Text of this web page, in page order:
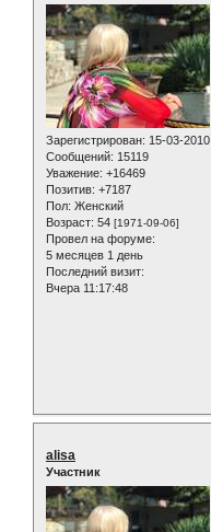
Зарегистрирован: 15-03-2010
Сообщений: 15119
Уважение: +16469
Позитив: +7187
Пол: Женский
Возраст: 54 [1971-09-06]
Провел на форуме:
5 месяцев 1 день
Последний визит:
Вчера 11:17:48
alisa
Участник